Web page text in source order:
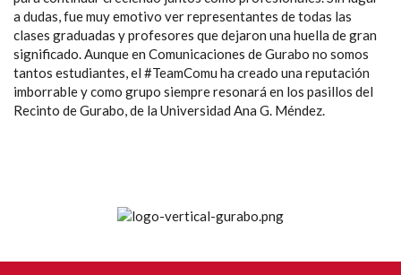
a dudas, fue muy emotivo ver representantes de todas las
clases graduadas y profesores que dejaron una huella de gran
significado. Aunque en Comunicaciones de Gurabo no somos
tantos estudiantes, el #TeamComu ha creado una reputación
imborrable y como grupo siempre resonará en los pasillos del
Recinto de Gurabo, de la Universidad Ana G. Méndez.